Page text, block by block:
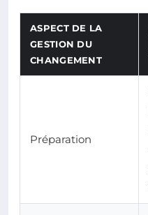
ASPECT DE LA
GESTION DU
CHANGEMENT
Préparation